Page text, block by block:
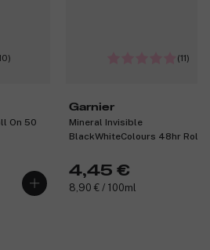
On 50
(11)
Garnier
Mineral Invisible
BlackWhiteColours 48hr Roll-
4,45 €
8,90 € / 100ml